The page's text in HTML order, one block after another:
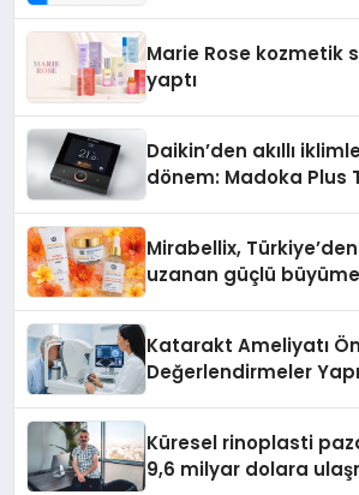
Marie Rose kozmetik
yaptı
Daikin’den akıllı
dönem: Madoka Plus
Mirabellix,
uzanan güçlü
Katarakt Ameliyatı
Değerlendirmeler
Küresel rinoplasti
9,6 milyar dolara